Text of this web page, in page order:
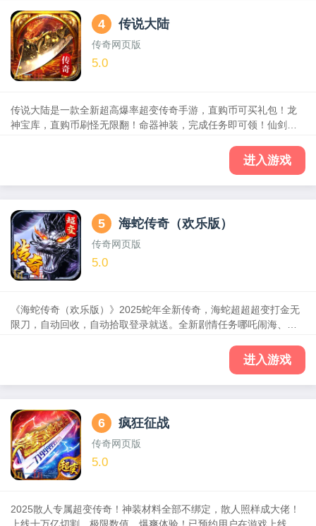
耀之巅。兄弟，就等你了！
4 传说大陆
传奇网页版
5.0
传说大陆是一款全新超高爆率超变传奇手游，直购币可买礼包！龙
神宝库，直购币刷怪无限翻！命器神装，完成任务即可领！仙剑可
进入游戏
5 海蛇传奇（欢乐版）
传奇网页版
5.0
《海蛇传奇（欢乐版）》2025蛇年全新传奇，海蛇超超超变打金无
限刀，自动回收，自动拾取登录就送。全新剧情任务哪吒闹海、神
血再战，皇城对决，兄弟齐聚沙城随时随地征战传奇世界，有兄弟
有屠龙。打怪领真充，刀刀爆神装，满屏光柱，永久自动回收，永
久自动拾取，称霸王城不是梦，兄弟聚首再战传奇！
进入游戏
6 疯狂征战
传奇网页版
5.0
2025散人专属超变传奇！神装材料全部不绑定，散人照样成大佬！